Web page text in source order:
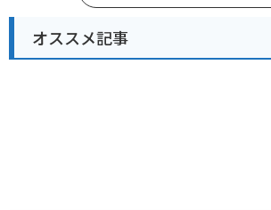
オススメ記事